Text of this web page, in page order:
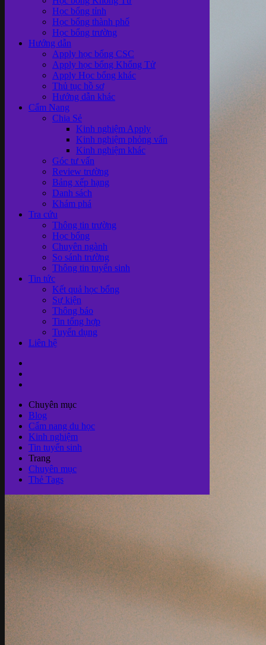
Học bổng tỉnh
Học bổng thành phố
Học bổng trường
Hướng dẫn
Apply học bổng CSC
Apply học bổng Khổng Tử
Apply Học bổng khác
Thủ tục hồ sơ
Hướng dẫn khác
Cẩm Nang
Chia Sẻ
Kinh nghiệm Apply
Kinh nghiệm phỏng vấn
Kinh nghiệm khác
Góc tư vấn
Review trường
Bảng xếp hạng
Danh sách
Khám phá
Tra cứu
Thông tin trường
Học bổng
Chuyên ngành
So sánh trường
Thông tin tuyển sinh
Tin tức
Kết quả học bổng
Sự kiện
Thông báo
Tin tổng hợp
Tuyển dụng
Liên hệ
Chuyên mục
Blog
Cẩm nang du học
Kinh nghiệm
Tin tuyển sinh
Trang
Chuyên mục
Thẻ Tags